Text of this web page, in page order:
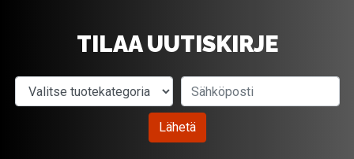
TILAA UUTISKIRJE
Valitse tuotekategoria
Lähetä